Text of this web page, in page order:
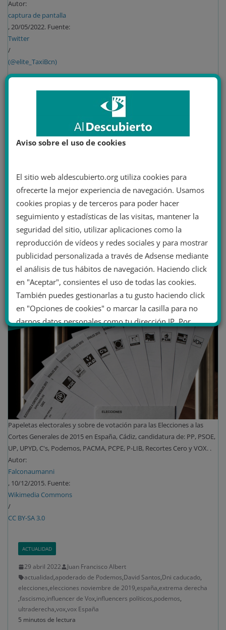
Autor:
captura de pantalla
, 20/05/2022. Fuente:
Twitter
/
(@elite_TaxiBcn)
ACTUALIDAD
Juan Francisco Albert
Élite Taxi españa extrema derecha
taxistas en huelga,Tito Álvarez,ultraderecha
vox España
“No nos sentamos con
fascistas”: los taxistas en huelga
se niegan a reunirse con Vox
El sector del taxi ha protagonizado una gran huelga en
Barcelona. Los taxistas en huelga se niegan a reunirse
con Vox.
Leer más
Papeletas electorales y sobre de votación para las Elecciones a las
Cortes Generales de 2015 en España, Cádiz, candidatura de: PP, PSOE,
UP, UPYD, C's, Podemos, PACMA, PCPE, P-LIB, Recortes Cero y VOX. .
Autor:
Falconaumanni
, 10/12/2015. Fuente:
Wikimedia Commons
/
CC BY-SA 3.0
ACTUALIDAD
29 abril 2022
Juan Francisco Albert
actualidad,apoderado de Podemos,David Santos,Dni caducado,
elecciones,elecciones noviembre de 2019,españa,extrema derecha
,fascismo,influencer de Vox,influencers políticos,podemos,
ultraderecha,vox,vox España
5 minutos de lectura
Aviso sobre el uso de cookies
El sitio web aldescubierto.org utiliza cookies para
ofrecerte la mejor experiencia de navegación. Usamos
cookies propias y de terceros para poder hacer
seguimiento y estadísticas de las visitas, mantener la
seguridad del sitio, utilizar aplicaciones como la
reproducción de vídeos y redes sociales y para mostrar
publicidad personalizada a través de Adsense mediante
el análisis de tus hábitos de navegación. Haciendo click
en "Aceptar", consientes el uso de todas las cookies.
También puedes gestionarlas a tu gusto haciendo click
en "Opciones de cookies" o marcar la casilla para no
darnos datos personales como tu dirección IP. Por
último, puedes leer nuestra Política de cookies.
No dar mi información personal
Opciones de cookies
Rechazar cookies Política de cookies